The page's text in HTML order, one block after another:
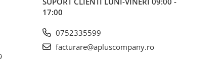
17:00
0752335599
facturare@apluscompany.ro